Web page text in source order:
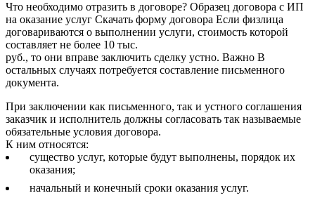
Что необходимо отразить в договоре? Образец договора с ИП
на оказание услуг Скачать форму договора Если физлица
договариваются о выполнении услуги, стоимость которой
составляет не более 10 тыс.
руб., то они вправе заключить сделку устно. Важно В
остальных случаях потребуется составление письменного
документа.
При заключении как письменного, так и устного соглашения
заказчик и исполнитель должны согласовать так называемые
обязательные условия договора.
К ним относятся:
существо услуг, которые будут выполнены, порядок их
оказания;
начальный и конечный сроки оказания услуг.